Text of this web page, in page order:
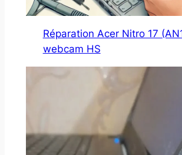
Réparation Acer Nitro 17
webcam HS